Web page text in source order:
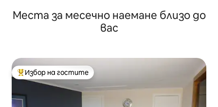
Места за месечно наемане близо до
вас
Най-популярен избор на гостите
Избор на гостите